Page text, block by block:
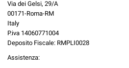
sconti.
Via dei Gelsi, 29/A
00171-Roma-RM
Italy
P.iva 14060771004
Deposito Fiscale: RMPLI0028
Assistenza: